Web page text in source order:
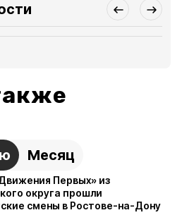
Месяц
Первых» из
округа прошли
смены в Ростове-на-Дону